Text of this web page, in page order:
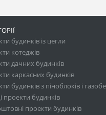
будинків із цегли
котеджів
дачних будинків
каркасних будинків
будинків з піноблоків і
проекти будинків
проекти будинків